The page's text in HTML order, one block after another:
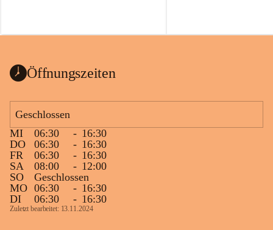
Öffnungszeiten
Geschlossen
MI
06:30 - 16:30
DO
06:30 - 16:30
FR
06:30 - 16:30
SA
08:00 - 12:00
SO
Geschlossen
MO 06:30 - 16:30
DI
06:30 - 16:30
Zuletzt bearbeitet: 13.11.2024